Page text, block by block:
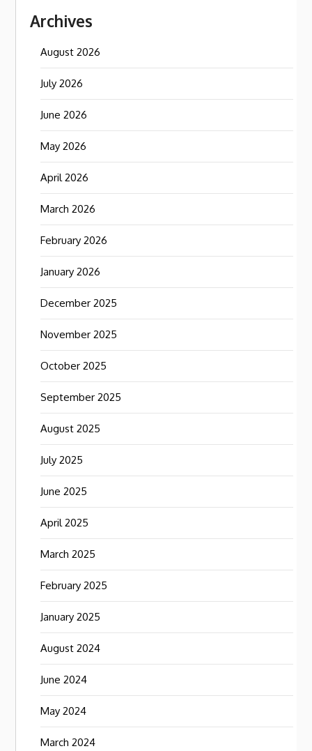
Archives
August 2026
July 2026
June 2026
May 2026
April 2026
March 2026
February 2026
January 2026
December 2025
November 2025
October 2025
September 2025
August 2025
July 2025
June 2025
April 2025
March 2025
February 2025
January 2025
August 2024
June 2024
May 2024
March 2024